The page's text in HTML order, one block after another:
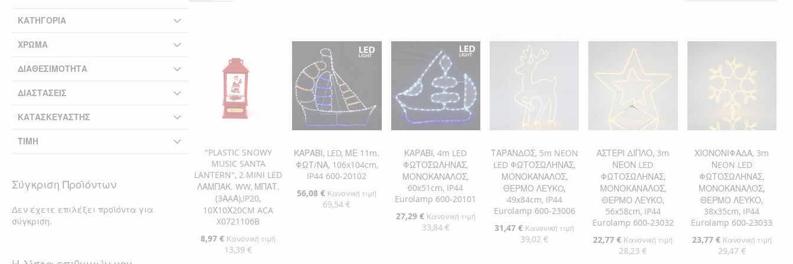
"PLASTIC SNOWY
MUSIC SANTA
LANTERN", 2 MINI LED
ΛΑΜΠΑΚ. WW, ΜΠΑΤ.
(3ΑAΑ),IP20,
10Χ10Χ20CM ACA
X0721106B
Ειδική
8,97 € Κανονική τιμή
13,39 €
ΚΑΡΑΒΙ, LED, ΜΕ 11m.
ΦΩΤ/ΝΑ, 106x104cm,
IP44 600-20102
Ειδική
56,08 € Κανονική τιμή
69,54 €
ΚΑΡΑΒΙ, 4m LED
ΦΩΤΟΣΩΛΗΝΑΣ,
ΜΟΝΟΚΑΝΑΛΟΣ,
60x51cm, IP44
Eurolamp 600-20101
Ειδική
27,29 € Κανονική τιμή
33,84 €
ΤΑΡΑΝΔΟΣ, 5m NEON
LED ΦΩΤΟΣΩΛΗΝΑΣ,
ΜΟΝΟΚΑΝΑΛΟΣ,
ΘΕΡΜΟ ΛΕΥΚO,
49x84cm, IP44
Eurolamp 600-23006
Ειδική
31,47 € Κανονική τιμή
39,02 €
ΑΣΤΕΡΙ ΔΙΠΛΟ, 3m
ΝΕΟΝ LED
ΦΩΤΟΣΩΛΗΝΑΣ,
ΜΟΝΟΚΑΝΑΛΟΣ,
ΘΕΡΜΟ ΛΕΥΚΟ,
56x58cm, IP44
Eurolamp 600-23032
Ειδική
22,77 € Κανονική τιμή
28,23 €
ΧΙΟΝΟΝΙΦΑΔΑ, 3m
ΝEON LED
ΦΩΤΟΣΩΛΗΝΑΣ,
ΜΟΝΟΚΑΝΑΛΟΣ,
ΘΕΡΜΟ ΛΕΥΚΟ,
38x35cm, IP44
Eurolamp 600-23033
Ειδική
23,77 € Κανονική τιμή
29,47 €
ΚΑΤΗΓΟΡΊΑ
ΧΡΏΜΑ
ΔΙΑΘΕΣΙΜΌΤΗΤΑ
ΔΙΑΣΤΆΣΕΙΣ
ΚΑΤΑΣΚΕΥΑΣΤΉΣ
ΤΙΜΉ
Σύγκριση Προϊόντων
Δεν έχετε επιλέξει προϊόντα για
σύγκριση.